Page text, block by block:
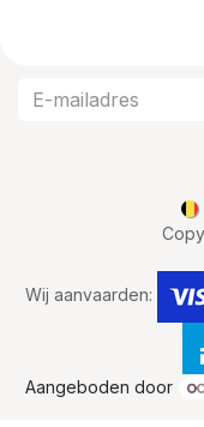
Wij aanvaarden:
Aangeboden door